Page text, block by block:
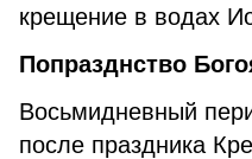
крещение в водах
Попразднство
Восьмидневный
после праздника